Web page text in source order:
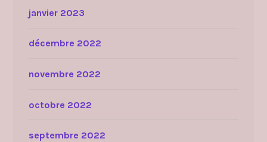
janvier 2023
décembre 2022
novembre 2022
octobre 2022
septembre 2022